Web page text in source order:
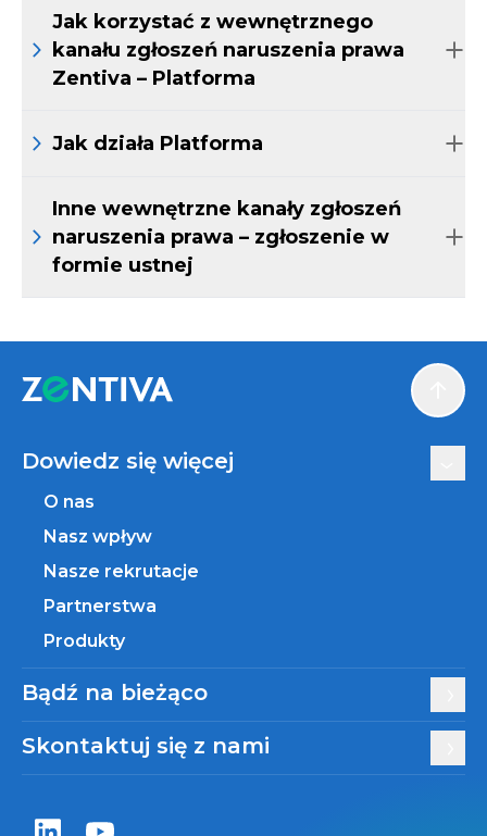
Jak korzystać z wewnętrznego
kanału zgłoszeń naruszenia prawa
Zentiva – Platforma
Jak działa Platforma
Inne wewnętrzne kanały zgłoszeń
naruszenia prawa – zgłoszenie w
formie ustnej
Zentiva LinkedIn
Zentiva YouTube
Dowiedz się więcej
O nas
Nasz wpływ
Nasze rekrutacje
Partnerstwa
Produkty
Bądź na bieżąco
Skontaktuj się z nami